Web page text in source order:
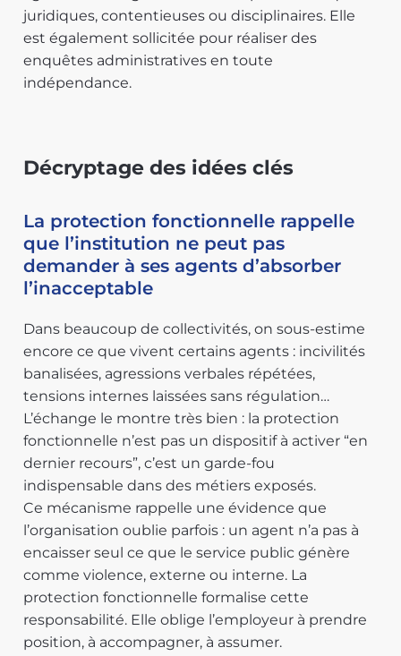
juridiques, contentieuses ou disciplinaires. Elle
est également sollicitée pour réaliser des
enquêtes administratives en toute
indépendance.
Décryptage des idées clés
La protection fonctionnelle rappelle
que l’institution ne peut pas
demander à ses agents d’absorber
l’inacceptable
Dans beaucoup de collectivités, on sous-estime
encore ce que vivent certains agents : incivilités
banalisées, agressions verbales répétées,
tensions internes laissées sans régulation…
L’échange le montre très bien : la protection
fonctionnelle n’est pas un dispositif à activer “en
dernier recours”, c’est un garde-fou
indispensable dans des métiers exposés.
Ce mécanisme rappelle une évidence que
l’organisation oublie parfois : un agent n’a pas à
encaisser seul ce que le service public génère
comme violence, externe ou interne. La
protection fonctionnelle formalise cette
responsabilité. Elle oblige l’employeur à prendre
position, à accompagner, à assumer.